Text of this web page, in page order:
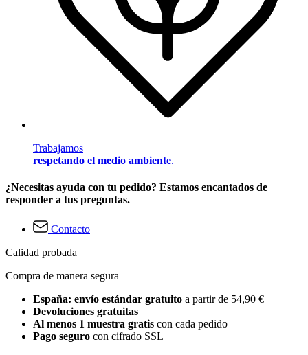
Trabajamos
respetando el medio ambiente.
¿Necesitas ayuda con tu pedido? Estamos encantados de
responder a tus preguntas.
Contacto
Calidad probada
Compra de manera segura
España: envío estándar gratuito a partir de 54,90 €
Devoluciones gratuitas
Al menos 1 muestra gratis con cada pedido
Pago seguro con cifrado SSL